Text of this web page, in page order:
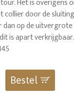
Het is overigens
collier door de
dan op de
is apart
Bestel